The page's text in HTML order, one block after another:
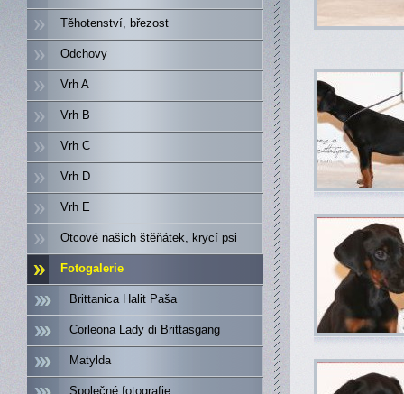
Těhotenství, březost
Odchovy
Vrh A
Vrh B
Vrh C
Vrh D
Vrh E
Otcové našich štěňátek, krycí psi
Fotogalerie
Brittanica Halit Paša
Corleona Lady di Brittasgang
Matylda
Společné fotografie